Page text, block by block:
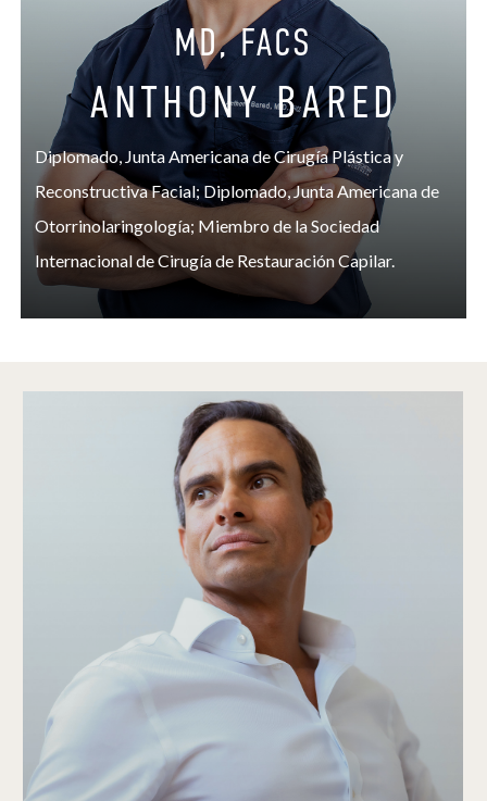
MD, FACS
ANTHONY BARED
Diplomado, Junta Americana de Cirugía Plástica y
Reconstructiva Facial; Diplomado, Junta Americana de
Otorrinolaringología; Miembro de la Sociedad
Internacional de Cirugía de Restauración Capilar.